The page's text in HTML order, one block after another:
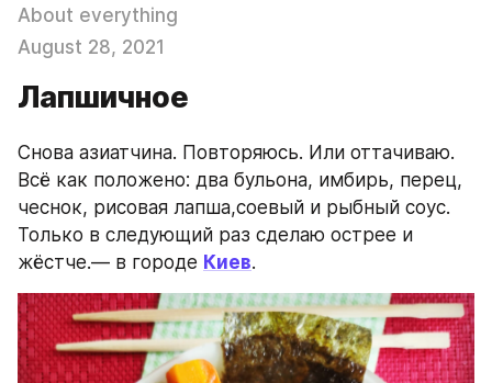
About everything
August 28, 2021
Лапшичное
Снова азиатчина. Повторяюсь. Или оттачиваю.
Всё как положено: два бульона, имбирь, перец,
чеснок, рисовая лапша,соевый и рыбный соус.
Только в следующий раз сделаю острее и
жёстче.— в городе Киев.